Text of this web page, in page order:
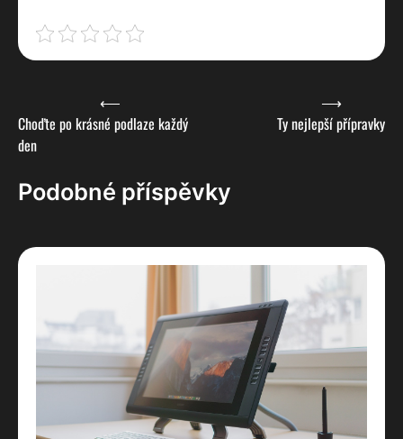
pro
příspěvek
⟵
Choďte po krásné podlaze každý
den
Ty nejlepší přípravky
⟶
Podobné příspěvky